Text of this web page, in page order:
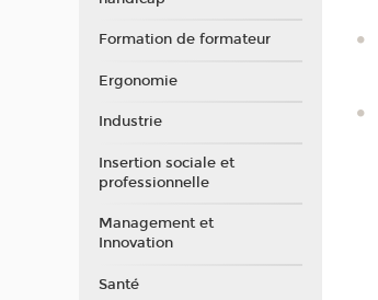
Formation de formateur
Ergonomie
Industrie
Insertion sociale et
professionnelle
Management et
Innovation
Santé